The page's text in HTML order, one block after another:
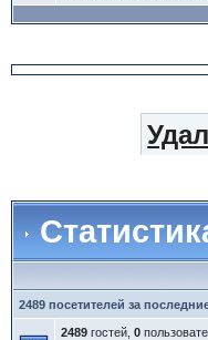
2489 посетителей за
2489гостей, 0